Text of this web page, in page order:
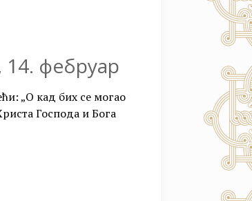
14. фебруар
„О кад бих се могао
Господа и Бога